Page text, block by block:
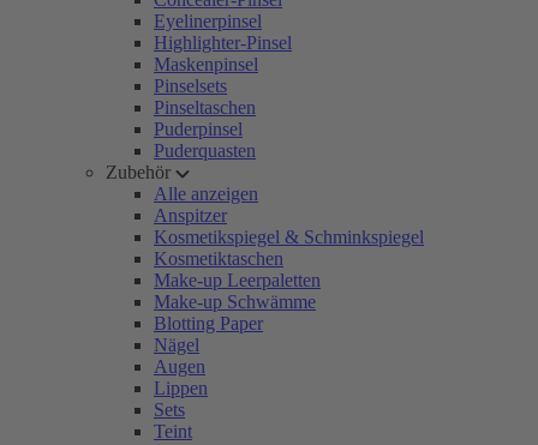
Eyelinerpinsel
Highlighter-Pinsel
Maskenpinsel
Pinselsets
Pinseltaschen
Puderpinsel
Puderquasten
Zubehör
Alle anzeigen
Anspitzer
Kosmetikspiegel & Schminkspiegel
Kosmetiktaschen
Make-up Leerpaletten
Make-up Schwämme
Blotting Paper
Nägel
Augen
Lippen
Sets
Teint